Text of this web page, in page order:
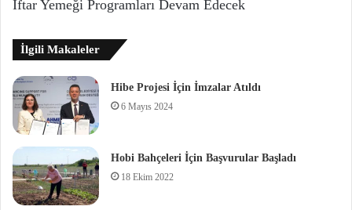
İftar Yemeği Programları Devam Edecek
İlgili Makaleler
Hibe Projesi İçin İmzalar Atıldı
6 Mayıs 2024
Hobi Bahçeleri İçin Başvurular Başladı
18 Ekim 2022